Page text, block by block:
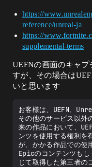
https://
reference/unreal-ja
https://
supplemental-terms
UEFNの画面のキャ
すが、その場合は
いと思います
お客様は、UEFN、
その他のサービス以外
来の作品において、
ンツを使用する権利を
が、かかる作品での使
Epicのコンテンツもし
じて取得した第三者の